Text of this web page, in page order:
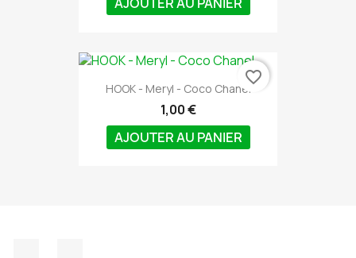
AJOUTER AU PANIER
HOOK - Meryl - Coco Chanel
1,00 €
AJOUTER AU PANIER
favorite_border